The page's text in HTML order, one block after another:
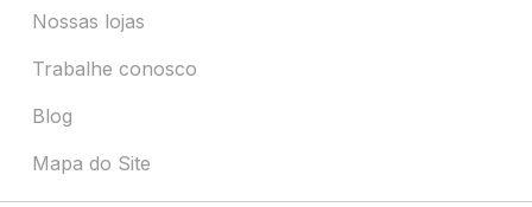
Nossas lojas
Trabalhe conosco
Blog
Mapa do Site